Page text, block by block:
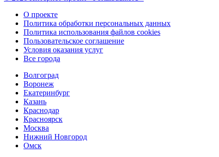
О проекте
Политика обработки персональных данных
Политика использования файлов cookies
Пользовательское соглашение
Условия оказания услуг
Все города
Волгоград
Воронеж
Екатеринбург
Казань
Краснодар
Красноярск
Москва
Нижний Новгород
Омск